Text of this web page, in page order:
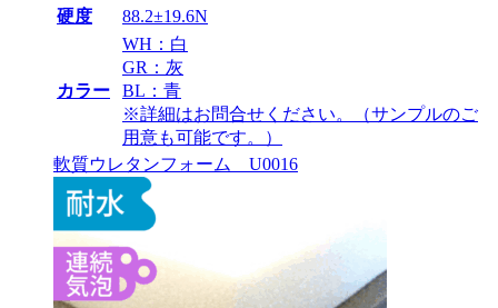
硬度
88.2±19.6N
カラー
WH：白
GR：灰
BL：青
※詳細はお問合せください。（サンプルのご
用意も可能です。）
軟質ウレタンフォーム U0016